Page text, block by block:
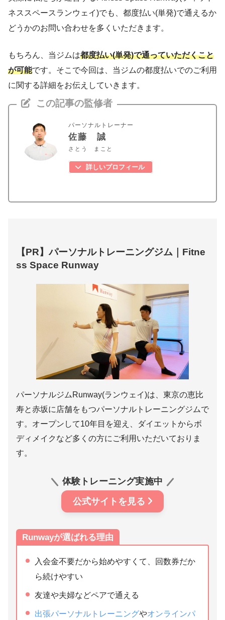
ネススペースランウェイ)でも、都度払い(単発)で通えるか
どうかのお問い合わせを多くいただきます。
もちろん、当ジムは都度払い(単発)で通っていただくこと
が可能です。そこで今回は、当ジムの都度払いでのご利用
に関する詳細をお伝えしていきます。
この記事の監修者
パーソナルトレーナー
佐藤 誠
さとう まこと
詳しいプロフィール
【PR】パーソナルトレーニングジム｜Fitne
ss Space Runway
パーソナルジムRunway(ランウェイ)は、東京の恵比
寿と赤坂に店舗をもつパーソナルトレーニングジムで
す。オープンして10年目を迎え、ダイエットからボ
ディメイクなど多くの方にご利用いただいておりま
す。
体験トレーニング実施中
公式サイトを見る
Runwayが選ばれる理由
入会金不要だから始めやすくて、回数券だか
ら続けやすい
友達や夫婦などペアで通える
出張パーソナルトレーニングやオンラインパ